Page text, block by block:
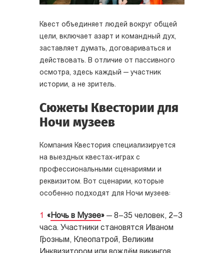
Квест объединяет людей вокруг общей
цели, включает азарт и командный дух,
заставляет думать, договариваться и
действовать. В отличие от пассивного
осмотра, здесь каждый — участник
истории, а не зритель.
Сюжеты Квестории для
Ночи музеев
Компания Квестория специализируется
на выездных квестах-играх с
профессиональными сценариями и
реквизитом. Вот сценарии, которые
особенно подходят для Ночи музеев:
«Ночь в Музее» — 8–35 человек, 2–3
часа. Участники становятся Иваном
Грозным, Клеопатрой, Великим